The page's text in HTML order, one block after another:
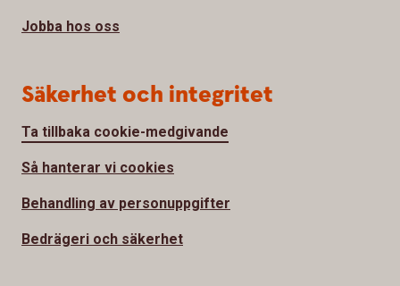
Jobba hos oss
Säkerhet och integritet
Ta tillbaka cookie-medgivande
Så hanterar vi cookies
Behandling av personuppgifter
Bedrägeri och säkerhet